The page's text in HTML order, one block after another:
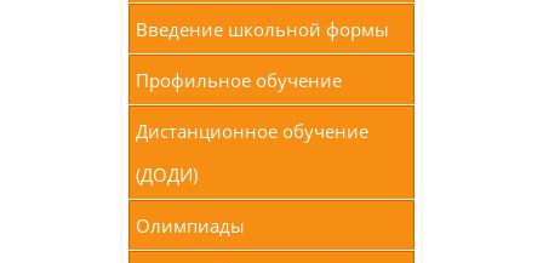
Введение школьной формы
Профильное обучение
Дистанционное обучение
(ДОДИ)
Олимпиады